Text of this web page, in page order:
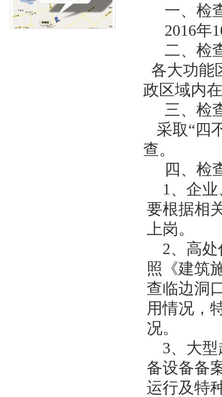
一、检
2016年
二、检
各大功能
政区域内
三、检
采取“四
查。
四、检
1、企
要根据相
上岗。
2、高
照《建筑
查临边洞
用情况，
况。
3、大
备设备备
运行及特